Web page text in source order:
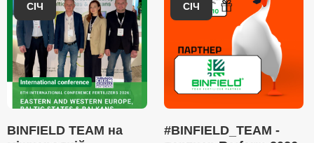
СІЧ
BINFIELD TEAM на
СІЧ
#BINFIELD_TEAM -